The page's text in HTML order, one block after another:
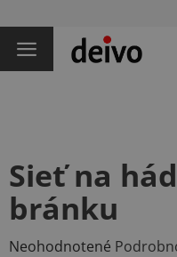
na
obsah
Sieť na
bránku
Priemerné
Neohodnotené